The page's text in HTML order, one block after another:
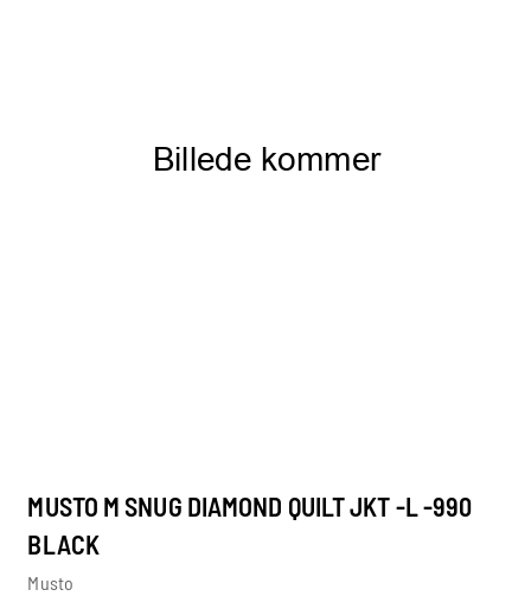
MUSTO M SNUG DIAMOND QUILT JKT -L -990
BLACK
Musto